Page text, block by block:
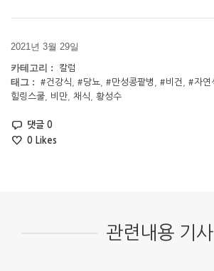
2021년 3월 29일
카테고리 :
칼럼
태그 : #건강식 #당뇨 #만성콩팥병 #비건 #자연
힐링스쿨
비만 채식 황성수
댓글 0
0 Likes
관련내용 기사